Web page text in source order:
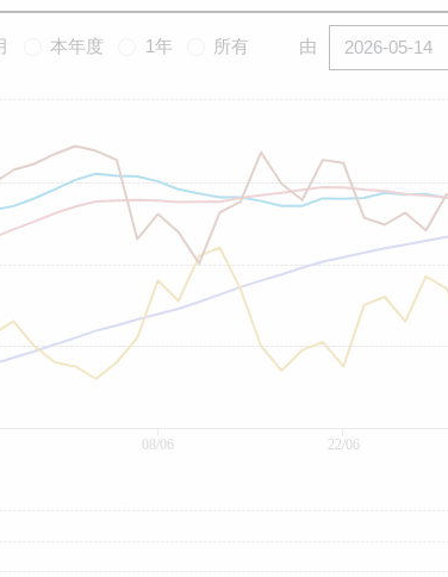
本年度 1年 所有 由
08/06 22/06